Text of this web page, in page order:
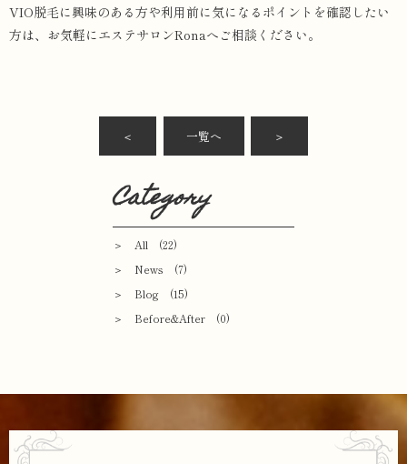
VIO脱毛に興味のある方や利用前に気になるポイントを確認したい
方は、お気軽にエステサロンRonaへご相談ください。
＜ 一覧へ ＞
Category
＞ All (22)
＞ News (7)
＞ Blog (15)
＞ Before&After (0)